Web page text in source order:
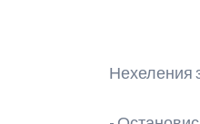
Нехеления